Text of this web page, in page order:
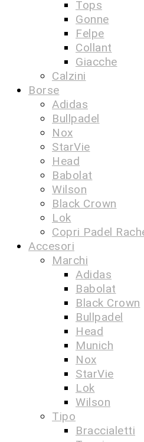
Tops
Gonne
Felpe
Collant
Giacche
Calzini
Borse
Adidas
Bullpadel
Nox
StarVie
Head
Babolat
Wilson
Black Crown
Lok
Copri Padel
Accesori
Marchi
Adidas
Babolat
Black Crown
Bullpadel
Head
Munich
Nox
StarVie
Lok
Wilson
Tipo
Braccialetti